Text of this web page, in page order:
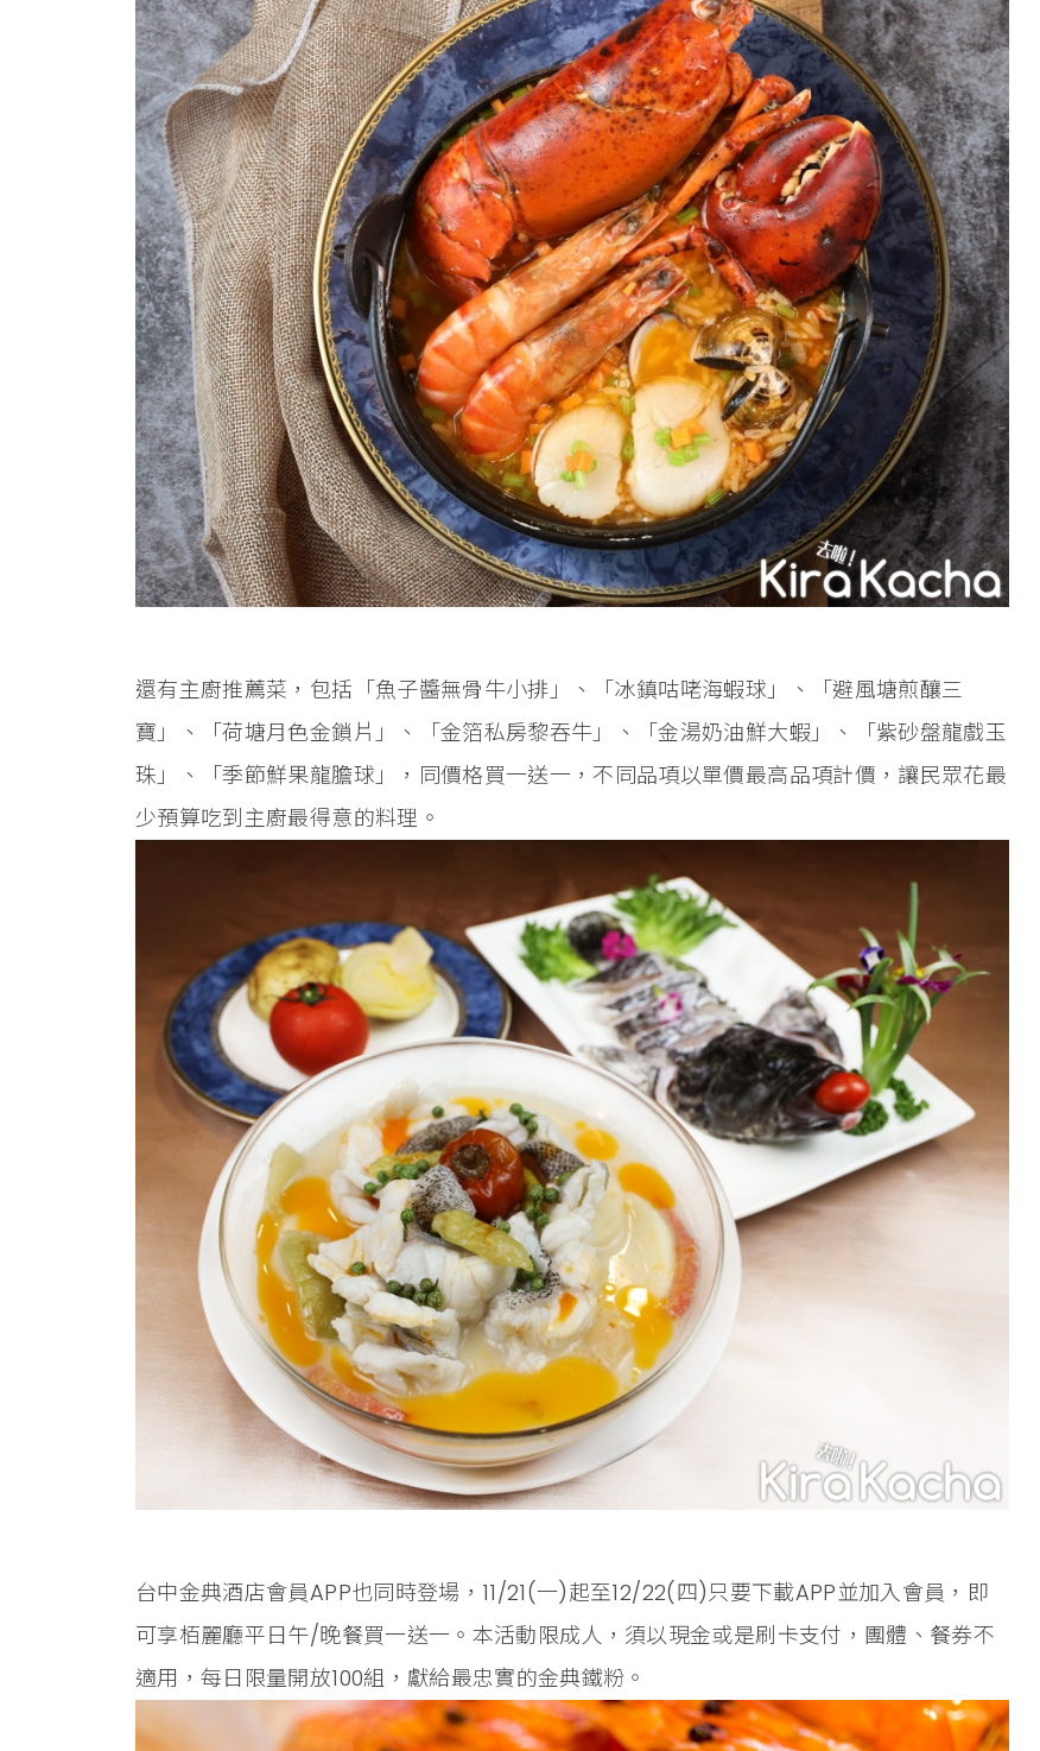
還有主廚推薦菜，包括「魚子醬無骨牛小排」、「冰鎮咕咾海蝦球」、「避風塘煎釀三
寶」、「荷塘月色金鎖片」、「金箔私房黎吞牛」、「金湯奶油鮮大蝦」、「紫砂盤龍戲玉
珠」、「季節鮮果龍膽球」，同價格買一送一，不同品項以單價最高品項計價，讓民眾花最
少預算吃到主廚最得意的料理。
台中金典酒店會員APP也同時登場，11/21(一)起至12/22(四)只要下載APP並加入會員，即
可享栢麗廳平日午/晚餐買一送一。本活動限成人，須以現金或是刷卡支付，團體、餐券不
適用，每日限量開放100組，獻給最忠實的金典鐵粉。